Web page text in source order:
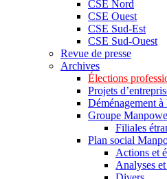
CSE Nord
CSE Ouest
CSE Sud-Est
CSE Sud-Ouest
Revue de presse
Archives
Élections
Projets
Déménagement
Groupe
Filiales
Plan social
Actions et
Analyses